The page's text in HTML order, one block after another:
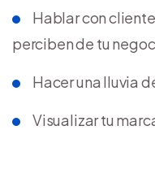
Hablar con
perciben de tu
Hacer una lluvia
Visualizar tu